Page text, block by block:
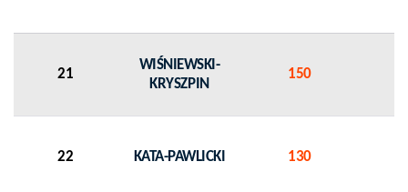
21
WIŚNIEWSKI-
KRYSZPIN
150
22 KATA-PAWLICKI 130